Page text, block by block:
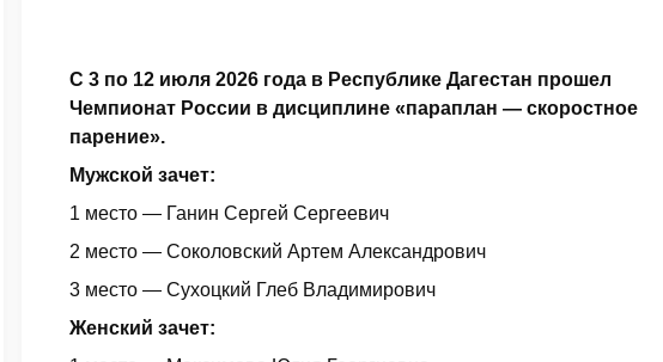
С 3 по 12 июля 2026 года в Республике Дагестан прошел
Чемпионат России в дисциплине «параплан — скоростное
парение».
Мужской зачет:
1 место — Ганин Сергей Сергеевич
2 место — Соколовский Артем Александрович
3 место — Сухоцкий Глеб Владимирович
Женский зачет: